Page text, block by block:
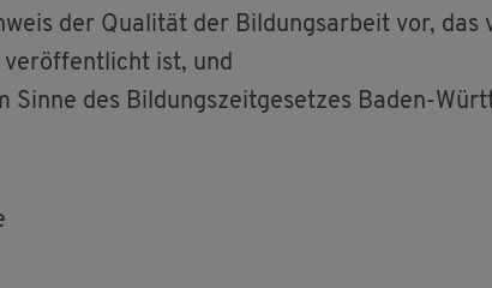
der Qua­li­tät der Bil­dungs­ar­beit vor,
ist, und
Sinne des Bil­dungs­zeit­ge­set­zes Baden-